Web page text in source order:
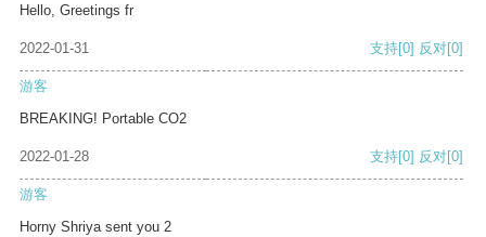
Hello, Greetings fr
2022-01-31 支持[0] 反对[0]
游客
BREAKING! Portable CO2
2022-01-28 支持[0] 反对[0]
游客
Horny Shriya sent you 2